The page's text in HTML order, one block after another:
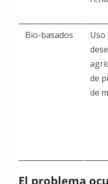
Bio-basados
Uso
de
de
El problema